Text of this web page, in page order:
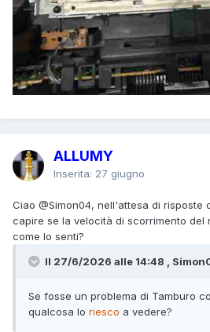
ALLUMY
Inserita: 27 giugno
Ciao @Simon04, nell'attesa di risposte
capire se la velocità di scorrimento del
come lo senti?
Il 27/6/2026 alle 14:48 ,
Se fosse un problema di Tamburo
qualcosa lo riesco a vedere?